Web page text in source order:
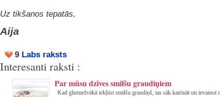
Uz tikšanos tepatās,
Aija
9 Labs raksts
Interesanti raksti :
Par mūsu dzīves smilšu graudiņiem
Kad gliemežvākā iekļūst smilšu graudiņš, tas sāk kairināt un ievainot